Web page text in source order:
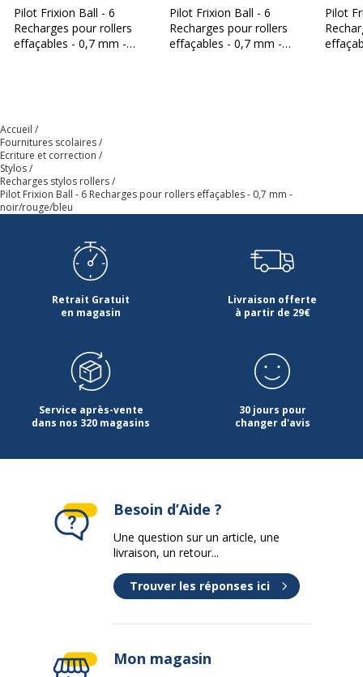
Produit compostable Non compostable
Produit rechargeable Non
Produit recyclable
Présence de substance
dangereuses
Pilot Frixion Ball - 6
Recharges pour rollers
effaçables - 0,7 mm -
Pilot Frixion Ball - 6
Recharges pour rollers
effaçables - 0,7 mm -
Pilot
Accueil
Fournitures scolaires
Ecriture et correction
Stylos
Recharges stylos rollers
Pilot Frixion Ball - 6 Recharges pour rollers effaçables - 0,7 mm -
noir/rouge/bleu
Retrait Gratuit
en magasin
Livraison offerte
à partir de 29€
Service après-vente
dans nos 320 magasins
30 jours pour
changer d'avis
Besoin d’Aide ?
Une question sur un article, une
livraison, un retour...
Trouver les réponses ici
Mon magasin